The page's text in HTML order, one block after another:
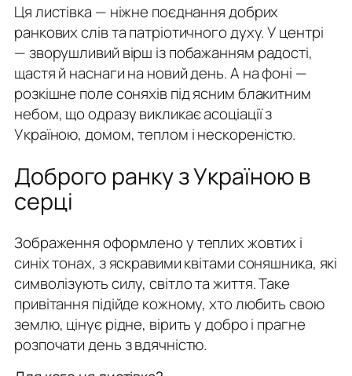
Ця листівка — ніжне поєднання добрих
ранкових слів та патріотичного духу. У центрі
— зворушливий вірш із побажанням радості,
щастя й наснаги на новий день. А на фоні —
розкішне поле соняхів під ясним блакитним
небом, що одразу викликає асоціації з
Україною, домом, теплом і нескореністю.
Доброго ранку з Україною в
серці
Зображення оформлено у теплих жовтих і
синіх тонах, з яскравими квітами соняшника, які
символізують силу, світло та життя. Таке
привітання підійде кожному, хто любить свою
землю, цінує рідне, вірить у добро і прагне
розпочати день з вдячністю.